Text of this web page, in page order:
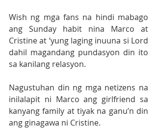
Wish ng mga fans na hindi mabago
ang Sunday habit nina Marco at
Cristine at ‘yung laging inuuna si Lord
dahil magandang pundasyon din ito
sa kanilang relasyon.
Nagustuhan din ng mga netizens na
inilalapit ni Marco ang girlfriend sa
kanyang family at tiyak na ganu’n din
ang ginagawa ni Cristine.